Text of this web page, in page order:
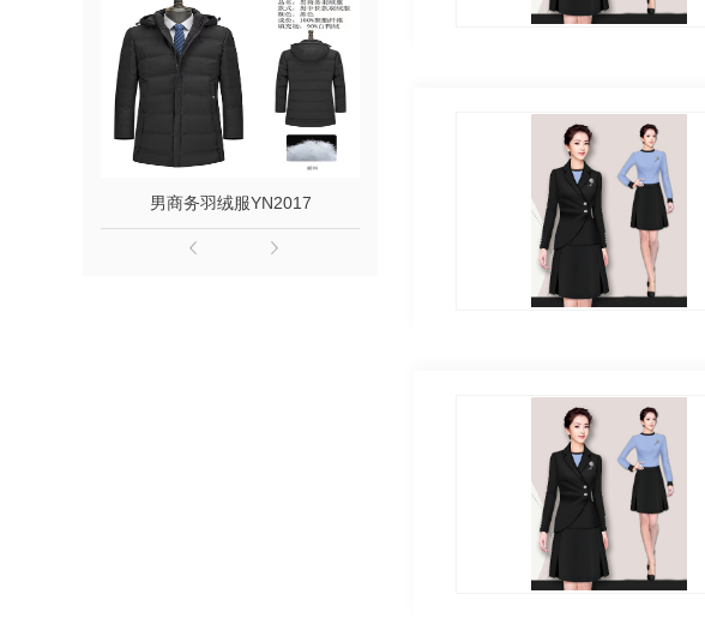
男商务羽绒服YN2017 女中长款羽绒服YN2017